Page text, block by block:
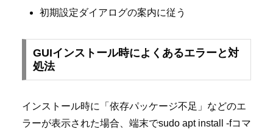
初期設定ダイアログの案内に従う
GUIインストール時によくあるエラーと対
処法
インストール時に「依存パッケージ不足」などのエ
ラーが表示された場合、端末でsudo apt install -fコマ